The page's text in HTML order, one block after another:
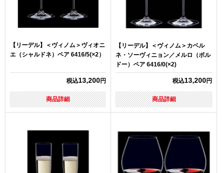
【リーデル】＜ヴィノム＞ヴィオニ
エ（シャルドネ）ペア 6416/5(×2）
税込13,200円
商品詳細
【リーデル】＜ヴィノム＞カベル
ネ・ソーヴィニョン／メルロ（ボル
ドー）ペア 6416/0(×2)
税込13,200円
商品詳細